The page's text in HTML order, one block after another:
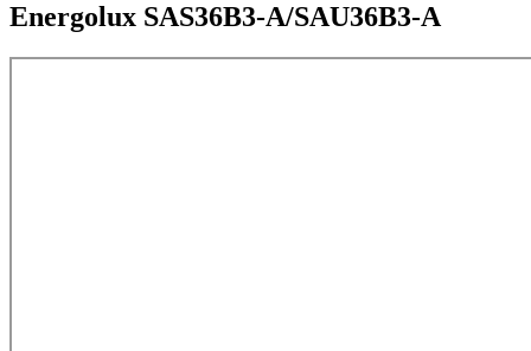
Energolux SAS36B3-A/SAU36B3-A